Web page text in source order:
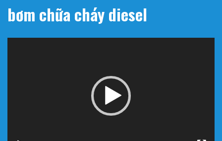
bơm chữa cháy diesel